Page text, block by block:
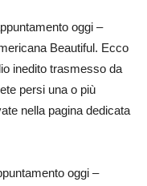
oggi –
Beautiful. Ecco
inedito trasmesso da
persi una o più
nella pagina dedicata
oggi –